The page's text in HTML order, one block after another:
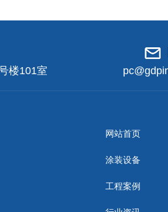
楼101室
网站首页
涂装设备
工程案例